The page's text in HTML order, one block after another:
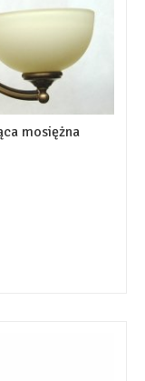
mosiężna